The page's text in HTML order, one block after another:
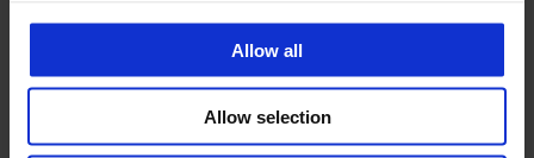
Allow all
Allow selection
bror.sjolund@cipax.com
+46 175 252 07